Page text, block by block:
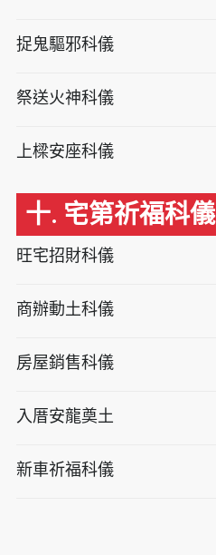
捉鬼驅邪科儀
祭送火神科儀
上樑安座科儀
十. 宅第祈福科儀
旺宅招財科儀
商辦動土科儀
房屋銷售科儀
入厝安龍奠土
新車祈福科儀